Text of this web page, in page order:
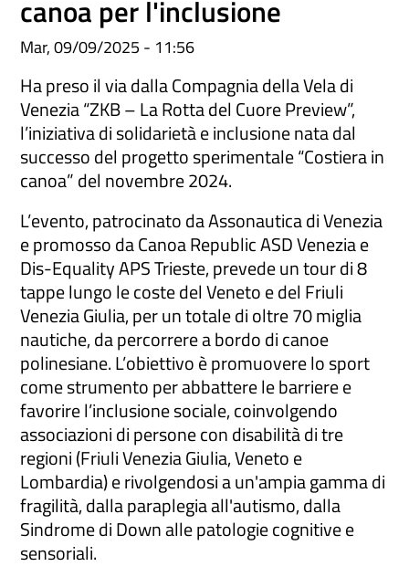
r
a
m
o
o
k
canoa per l'inclusione
Mar, 09/09/2025 - 11:56
Ha preso il via dalla Compagnia della Vela di
Venezia “ZKB – La Rotta del Cuore Preview”,
l’iniziativa di solidarietà e inclusione nata dal
successo del progetto sperimentale “Costiera in
canoa” del novembre 2024.
L’evento, patrocinato da Assonautica di Venezia
e promosso da Canoa Republic ASD Venezia e
Dis-Equality APS Trieste, prevede un tour di 8
tappe lungo le coste del Veneto e del Friuli
Venezia Giulia, per un totale di oltre 70 miglia
nautiche, da percorrere a bordo di canoe
polinesiane. L’obiettivo è promuovere lo sport
come strumento per abbattere le barriere e
favorire l’inclusione sociale, coinvolgendo
associazioni di persone con disabilità di tre
regioni (Friuli Venezia Giulia, Veneto e
Lombardia) e rivolgendosi a un'ampia gamma di
fragilità, dalla paraplegia all'autismo, dalla
Sindrome di Down alle patologie cognitive e
sensoriali.